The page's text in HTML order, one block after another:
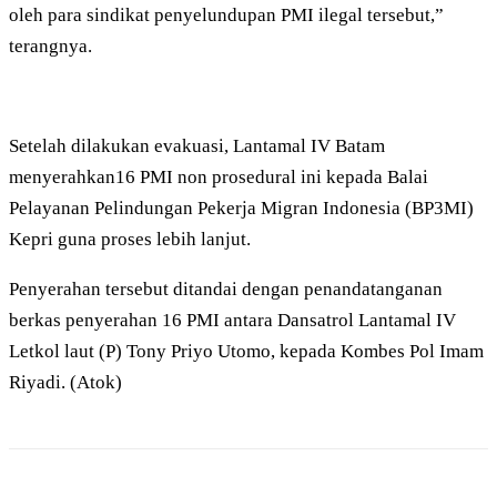
oleh para sindikat penyelundupan PMI ilegal tersebut,”
terangnya.
Setelah dilakukan evakuasi, Lantamal IV Batam
menyerahkan16 PMI non prosedural ini kepada Balai
Pelayanan Pelindungan Pekerja Migran Indonesia (BP3MI)
Kepri guna proses lebih lanjut.
Penyerahan tersebut ditandai dengan penandatanganan
berkas penyerahan 16 PMI antara Dansatrol Lantamal IV
Letkol laut (P) Tony Priyo Utomo, kepada Kombes Pol Imam
Riyadi. (Atok)